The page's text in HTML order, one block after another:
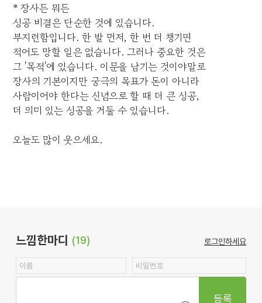
* 장사든 뭐든
성공 비결은 단순한 것에 있습니다.
부지런함입니다. 한 발 먼저, 한 번 더 챙기면
적어도 망할 일은 없습니다. 그러나 중요한 것은
그 '목적'에 있습니다. 이문을 남기는 것이야말로
장사의 기본이지만 궁극의 목표가 돈이 아니라
사람이어야 한다는 신념으로 할 때 더 큰 성공,
더 의미 있는 성공을 거둘 수 있습니다.
오늘도 많이 웃으세요.
느낌한마디 (19) 로그인하세요
등록